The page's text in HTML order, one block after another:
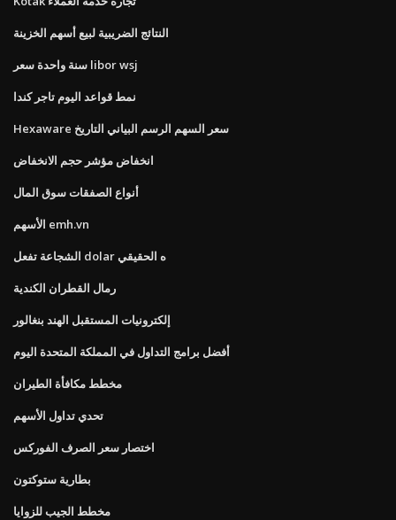
النتائج الضريبية لبيع أسهم الخزينة
سنة واحدة سعر libor wsj
نمط قواعد اليوم تاجر كندا
Hexaware سعر السهم الرسم البياني التاريخ
انخفاض مؤشر حجم الانخفاض
أنواع الصفقات سوق المال
الأسهم emh.vn
الشجاعة تفعل dolar ه الحقيقي
رمال القطران الكندية
إلكترونيات المستقبل الهند بنغالور
أفضل برامج التداول في المملكة المتحدة اليوم
مخطط مكافأة الطيران
تحدي تداول الأسهم
اختصار سعر الصرف الفوركس
بطارية ستوكتون
مخطط الجيب للزوايا